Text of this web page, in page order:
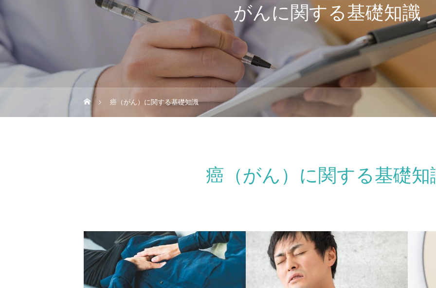
がんに関する基礎知識
癌（がん）に関する基礎知識
癌（がん）に関する基礎知